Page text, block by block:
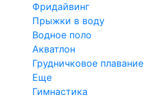
Фридайвинг
Прыжки в воду
Водное поло
Акватлон
Грудничковое плавание
Еще
Гимнастика